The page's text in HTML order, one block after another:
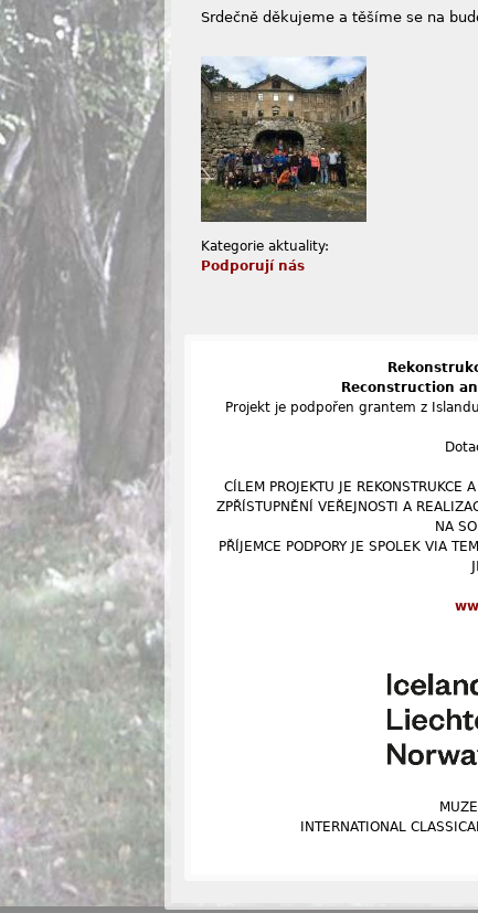
Srdečně děkujeme a těšíme se na
Kategorie aktuality:
Podporují nás
Reconstruction
Projekt je podpořen grantem z
CÍLEM PROJEKTU JE
ZPŘÍSTUPNĚNÍ VEŘEJNOSTI A
NA
PŘÍJEMCE PODPORY JE SPOLEK VIA
INTERNATIONAL